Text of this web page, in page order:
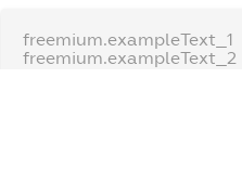
freemium.exampleText_1
freemium.exampleText_2